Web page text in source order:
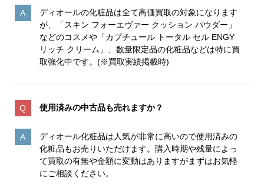
ディオールの化粧品は全て高価買取の対象になります
が、「スキン フォーエヴァー クッション パウダー」
などのコスメや「カプチュール トータル セル ENGY
リッチ クリーム」、数量限定品の化粧品などは特に買
取強化中です。(※買取実績掲載時)
使用済みの中古品も売れますか？
ディオール化粧品は人気が非常に高いので使用済みの
化粧品もお売りいただけます。購入時期や残量によっ
て買取の有無や金額に変動はありますがまずはお気軽
にご相談ください。